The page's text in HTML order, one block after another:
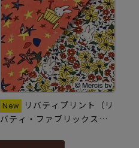
リバティプリント（リ
バティ・ファブリックス）